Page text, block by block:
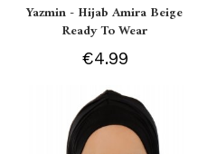
Yazmin - Hijab Amira Beige
Ready To Wear
€4.99